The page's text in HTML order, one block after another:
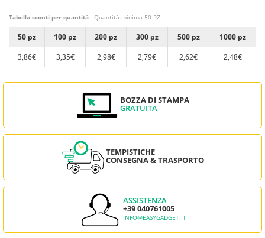
Tabella sconti per quantità - Quantità minima 50 PZ
50 pz 100 pz 200 pz 300 pz 500 pz
1000 pz
3,86€
3,35€ 2,98€ 2,79€ 2,62€ 2,48€
BOZZA DI STAMPA
GRATUITA
TEMPISTICHE
CONSEGNA & TRASPORTO
ASSISTENZA
+39 040761005
INFO@EASYGADGET.IT